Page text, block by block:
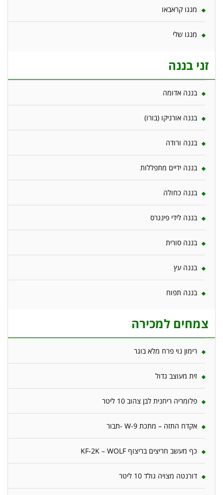
מנגו קראבאו
מנגו שלי
זני בננה
בננה אדומה
בננה אורניקו (בורו)
בננה ורודה
בננה ידיים מתפללות
בננה כחולה
בננה לידי פינגרס
בננה סורית
בננה עץ
בננה תפוח
צמחים למכירה
רימון נוי פרח מלא בוגר
זית מעוצב גדול
פלומריה ריחנית לבן צהוב 10 ליטר
אקדח התזה – מתכת W-9 -תבור
כף מעשב חריצים בריצוף KF-2K – WOLF
דורנטה מצויה גולד 10 ליטר